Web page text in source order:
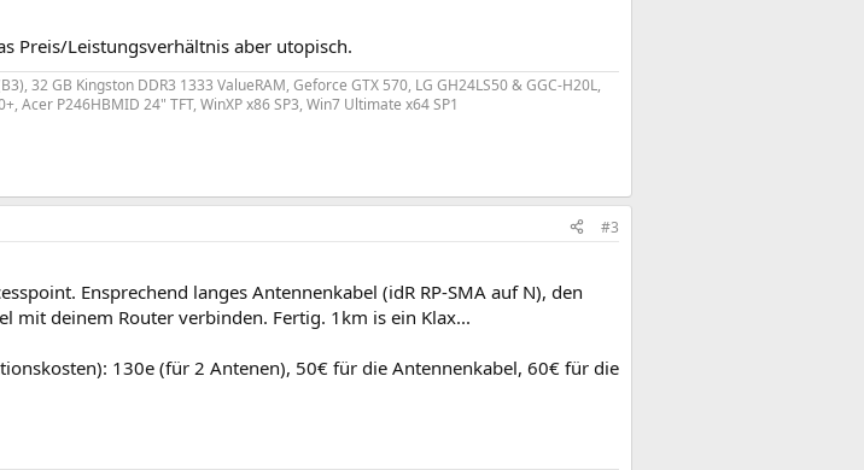
Preis/Leistungsverhältnis aber utopisch.
32 GB Kingston DDR3 1333 ValueRAM, Geforce GTX 570, LG GH24LS50 & GGC-H20L,
Acer P246HBMID 24" TFT, WinXP x86 SP3, Win7 Ultimate x64 SP1
#3
Ensprechend langes Antennenkabel (idR RP-SMA auf N), den
mit deinem Router verbinden. Fertig. 1km is ein Klax...
130e (für 2 Antenen), 50€ für die Antennenkabel, 60€ für die